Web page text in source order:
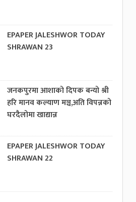
EPAPER JALESHWOR TODAY
SHRAWAN 23
जनकपुरमा आशाको दिपक बन्यो श्री
हरि मानव कल्याण मञ्च,अति विपन्नको
घरदैलोमा खाद्यान्न
EPAPER JALESHWOR TODAY
SHRAWAN 22